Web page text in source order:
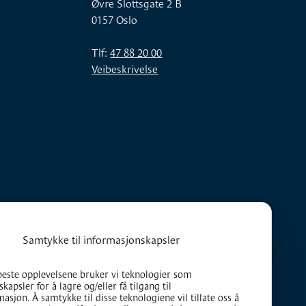
0157 Oslo
Tlf:47 88 20 00
Veibeskrivelse
Samtykke til informasjonskapsler
opplevelsene bruker vi teknologier som
for å lagre og/eller få tilgang til
Å samtykke til disse teknologiene vil tillate oss å